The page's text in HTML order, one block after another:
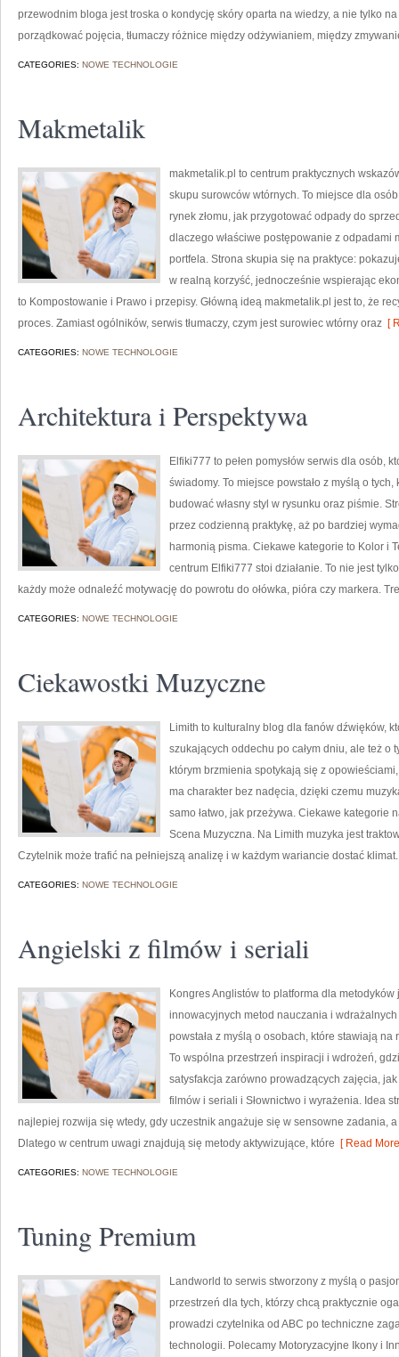
przewodnim bloga jest troska o kondycję skóry oparta na wiedzy, a nie tylko
porządkować pojęcia, tłumaczy różnice między odżywianiem, między
CATEGORIES: NOWE TECHNOLOGIE
Makmetalik
makmetalik.pl to centrum praktycznych
skupu surowców wtórnych. To miejsce dla
rynek złomu, jak przygotować odpady do
dlaczego właściwe postępowanie z
portfela. Strona skupia się na praktyce:
w realną korzyść, jednocześnie wspierając
to Kompostowanie i Prawo i przepisy. Główną ideą makmetalik.pl jest to, że
proces. Zamiast ogólników, serwis tłumaczy, czym jest surowiec wtórny oraz [
CATEGORIES: NOWE TECHNOLOGIE
Architektura i Perspektywa
Elfiki777 to pełen pomysłów serwis dla osób,
świadomy. To miejsce powstało z myślą o
budować własny styl w rysunku oraz piśmie.
przez codzienną praktykę, aż po bardziej
harmonią pisma. Ciekawe kategorie to Kolor i
centrum Elfiki777 stoi działanie. To nie jest
każdy może odnaleźć motywację do powrotu do ołówka, pióra czy markera.
CATEGORIES: NOWE TECHNOLOGIE
Ciekawostki Muzyczne
Limith to kulturalny blog dla fanów dźwięków,
szukających oddechu po całym dniu, ale też o
którym brzmienia spotykają się z
ma charakter bez nadęcia, dzięki czemu
samo łatwo, jak przeżywa. Ciekawe kategorie
Scena Muzyczna. Na Limith muzyka jest
Czytelnik może trafić na pełniejszą analizę i w każdym wariancie dostać klimat.
CATEGORIES: NOWE TECHNOLOGIE
Angielski z filmów i seriali
Kongres Anglistów to platforma dla
innowacyjnych metod nauczania i
powstała z myślą o osobach, które stawiają
To wspólna przestrzeń inspiracji i wdrożeń,
satysfakcja zarówno prowadzących zajęcia,
filmów i seriali i Słownictwo i wyrażenia. Idea
najlepiej rozwija się wtedy, gdy uczestnik angażuje się w sensowne zadania,
Dlatego w centrum uwagi znajdują się metody aktywizujące, które [ Read
CATEGORIES: NOWE TECHNOLOGIE
Tuning Premium
Landworld to serwis stworzony z myślą o
przestrzeń dla tych, którzy chcą praktycznie
prowadzi czytelnika od ABC po techniczne
technologii. Polecamy Motoryzacyjne Ikony i